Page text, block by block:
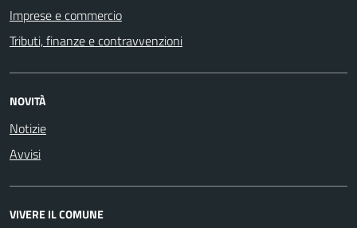
Imprese e commercio
Tributi, finanze e contravvenzioni
NOVITÀ
Notizie
Avvisi
VIVERE IL COMUNE